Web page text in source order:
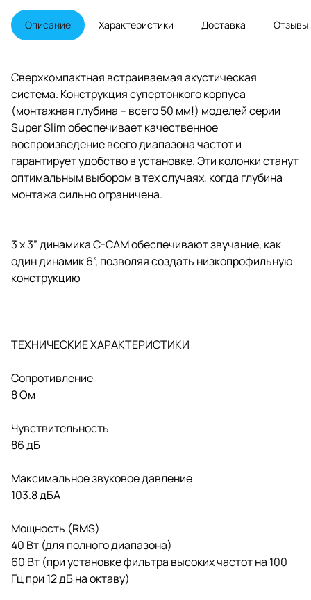
высоких частот на 100 Гц при 12
дБ на октаву, сопротивление 8
Ом
Описание Характеристики Доставка Отзывы
Сверхкомпактная встраиваемая акустическая
система. Конструкция супертонкого корпуса
(монтажная глубина – всего 50 мм!) моделей серии
Super Slim обеспечивает качественное
воспроизведение всего диапазона частот и
гарантирует удобство в установке. Эти колонки станут
оптимальным выбором в тех случаях, когда глубина
монтажа сильно ограничена.
3 x 3” динамика C-CAM обеспечивают звучание, как
один динамик 6”, позволяя создать низкопрофильную
конструкцию
ТЕХНИЧЕСКИЕ ХАРАКТЕРИСТИКИ
Сопротивление
8 Ом
Чувствительность
86 дБ
Максимальное звуковое давление
103.8 дБА
Мощность (RMS)
40 Вт (для полного диапазона)
60 Вт (при установке фильтра высоких частот на 100
Гц при 12 дБ на октаву)